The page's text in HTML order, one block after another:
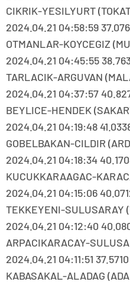
CIKRIK-YESILYURT
2024.04.21 04:58:59
OTMANLAR-KOYCEGIZ
2024.04.21 04:45:55
TARLACIK-ARGUVAN
2024.04.21 04:37:57
BEYLICE-HENDEK
2024.04.21 04:19:48
GOBELBAKAN-CILDIR
2024.04.21 04:18:34
KUCUKKARAAGAC-
2024.04.21 04:15:06
TEKKEYENI-SULUSARAY
2024.04.21 04:12:40
ARPACIKARACAY-
2024.04.21 04:11:51
KABASAKAL-ALADAG